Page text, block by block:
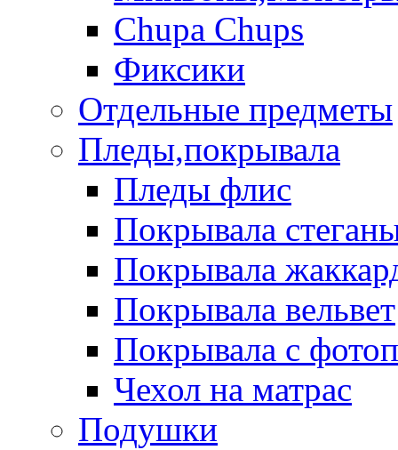
Chupa Chups
Фиксики
Отдельные предметы
Пледы,покрывала
Пледы флис
Покрывала
Покрывала
Покрывала вельвет
Покрывала с
Чехол на матрас
Подушки